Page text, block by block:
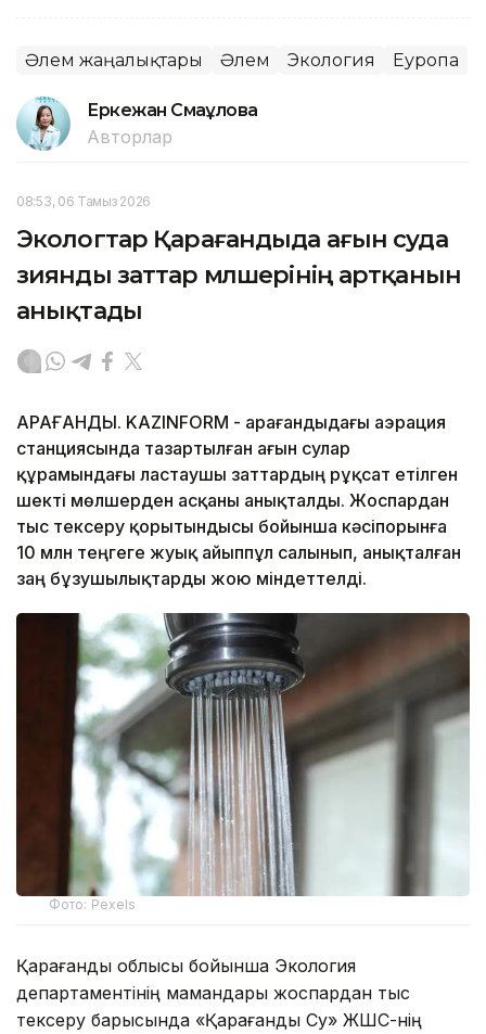
Әлем жаңалықтары Әлем Экология Еуропа
Еркежан Смағұлова
Авторлар
08:53, 06 Тамыз 2026
Экологтар Қарағандыда ағын суда
зиянды заттар мөлшерінің артқанын
анықтады
ҚАРАҒАНДЫ. KAZINFORM - Қарағандыдағы аэрация
станциясында тазартылған ағын сулар
құрамындағы ластаушы заттардың рұқсат етілген
шекті мөлшерден асқаны анықталды. Жоспардан
тыс тексеру қорытындысы бойынша кәсіпорынға
10 млн теңгеге жуық айыппұл салынып, анықталған
заң бұзушылықтарды жою міндеттелді.
Фото: Pexels
Қарағанды облысы бойынша Экология
департаментінің мамандары жоспардан тыс
тексеру барысында «Қарағанды Су» ЖШС-нің